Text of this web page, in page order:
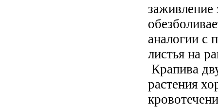
заживление
аналогии с
листья на
Крапива
растения